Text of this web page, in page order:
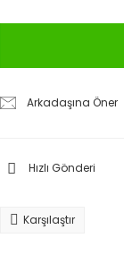
Arkadaşına Öner
Hızlı Gönderi
Karşılaştır